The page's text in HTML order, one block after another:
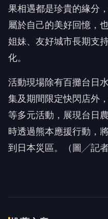
果相遇都是珍貴的緣分
屬於自己的美好回憶，
姐妹、友好城市長期支
化。
活動現場除有百攤台日
集及期間限定快閃店外
等多元活動，展現台日
時透過熊本應援行動，
到日本災區。（圖╱記者